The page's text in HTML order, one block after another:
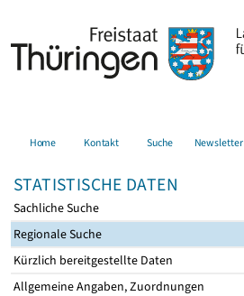
Home Kontakt Suche Newsletter
STATISTISCHE DATEN
Sachliche Suche
Regionale Suche
Kürzlich bereitgestellte Daten
Allgemeine Angaben, Zuordnungen